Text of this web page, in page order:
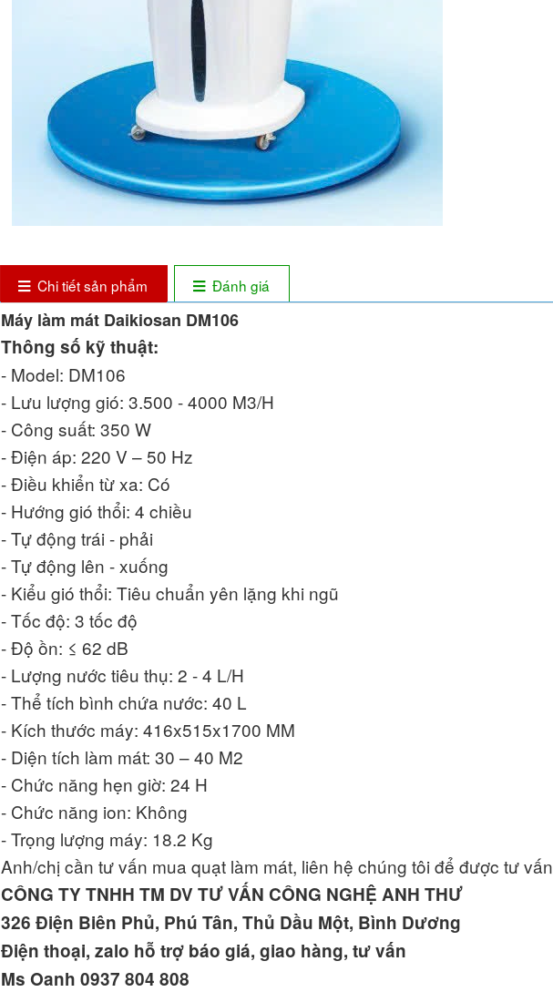
Chi tiết sản phẩm Đánh giá
Máy làm mát Daikiosan DM106
Thông số kỹ thuật:
- Model: DM106
- Lưu lượng gió: 3.500 - 4000 M3/H
- Công suất: 350 W
- Điện áp: 220 V – 50 Hz
- Điều khiển từ xa: Có
- Hướng gió thổi: 4 chiều
- Tự động trái - phải
- Tự động lên - xuống
- Kiểu gió thổi: Tiêu chuẩn yên lặng khi ngũ
- Tốc độ: 3 tốc độ
- Độ ồn: ≤ 62 dB
- Lượng nước tiêu thụ: 2 - 4 L/H
- Thể tích bình chứa nước: 40 L
- Kích thước máy: 416x515x1700 MM
- Diện tích làm mát: 30 – 40 M2
- Chức năng hẹn giờ: 24 H
- Chức năng ion: Không
- Trọng lượng máy: 18.2 Kg
Anh/chị cần tư vấn mua quạt làm mát, liên hệ chúng tôi để được tư vấn
CÔNG TY TNHH TM DV TƯ VẤN CÔNG NGHỆ ANH THƯ
326 Điện Biên Phủ, Phú Tân, Thủ Dầu Một, Bình Dương
Điện thoại, zalo hỗ trợ báo giá, giao hàng, tư vấn
Ms Oanh 0937 804 808